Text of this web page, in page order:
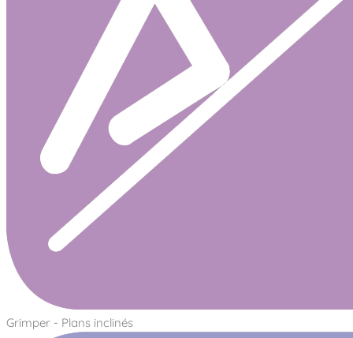
Grimper - Plans inclinés